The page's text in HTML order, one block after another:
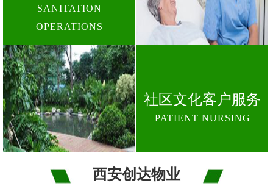
SANITATION
OPERATIONS
社区文化客户服务
PATIENT NURSING
西安创达物业